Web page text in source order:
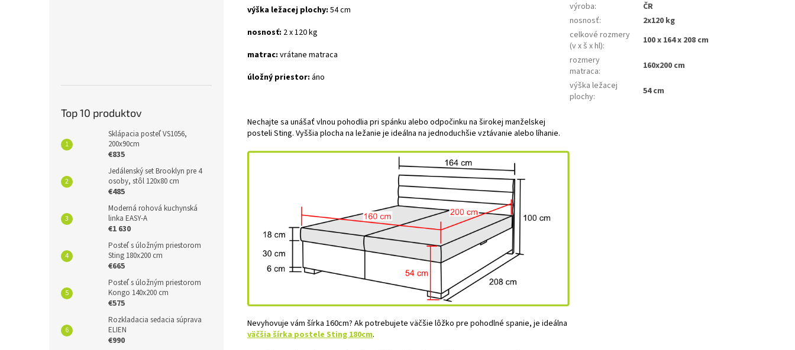
Top 10 produktov
Sklápacia posteľ VS1056,
200x90cm
€835
Jedálenský set Brooklyn pre 4
osoby, stôl 120x80 cm
€485
Moderná rohová kuchynská
linka EASY-A
€1 630
Posteľ s úložným priestorom
Sting 180x200 cm
€665
Posteľ s úložným priestorom
Kongo 140x200 cm
€575
Rozkladacia sedacia súprava
ELIEN
€990
výška ležacej plochy: 54 cm
nosnosť: 2 x 120 kg
matrac: vrátane matraca
úložný priestor: áno
Nechajte sa unášať vlnou pohodlia pri spánku alebo odpočinku na širokej manželskej
posteli Sting. Vyššia plocha na ležanie je ideálna na jednoduchšie vztávanie alebo líhanie.
Nevyhovuje vám šírka 160cm? Ak potrebujete väčšie lôžko pre pohodlné spanie, je ideálna
väčšia šírka postele Sting 180cm.
výroba:
ČR
nosnosť:
2x120 kg
celkové rozmery
(v x š x hl):
100 x 164 x 208 cm
rozmery
matraca:
160x200 cm
výška ležacej
plochy: 54 cm